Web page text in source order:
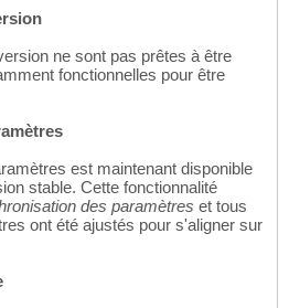
ne sont pas prêtes à être
fonctionnelles pour être
est maintenant disponible
stable. Cette fonctionnalité
des paramètres et tous
ont été ajustés pour s'aligner sur